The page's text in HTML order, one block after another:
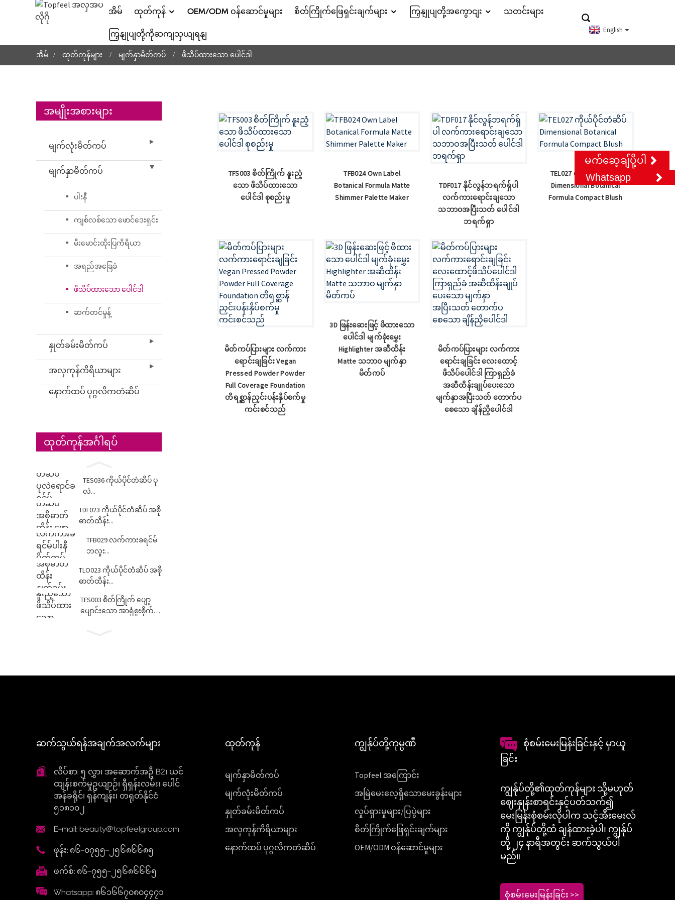
အိမ် ထုတ်ကုန် OEM/ODM ဝန်ဆောင်မှုများ စိတ်ကြိုက်ဖြေရှင်းချက်များ ကြှနျုပျတို့အကွောငျး သတင်းများ
ကြှနျုပျတို့ကိုဆကျသှယျရနျ English
အိမ် ထုတ်ကုန်များ မျက်နှာမိတ်ကပ် ဖိသိပ်ထားသော ပေါင်ဒါ
အမျိုးအစားများ
မျက်လုံးမိတ်ကပ်
မျက်နှာမိတ်ကပ်
ပါးနီ
ကျစ်လစ်သော ဖောင်ဒေးရှင်း
မီးမောင်းထိုးပြကိရိယာ
အရည်အခြေခံ
ဖိသိပ်ထားသော ပေါင်ဒါ
ဆက်တင်မှုန့်
နှုတ်ခမ်းမိတ်ကပ်
အလှကုန်ကိရိယာများ
နောက်ထပ် ပုဂ္ဂလိကတံဆိပ်
ထုတ်ကုန်အင်္ဂါရပ်
TES036 ကိုယ်ပိုင်တံဆိပ် ပု
လဲ...
TDF023 ကိုယ်ပိုင်တံဆိပ် အစို
ဓာတ်ထိန်း...
TFB029 လက်ကားခရင်မ်
ဘလူး...
TLO023 ကိုယ်ပိုင်တံဆိပ် အစို
ဓာတ်ထိန်း...
TFS003 စိတ်ကြိုက် ပျော့
ပျောင်းသော အာရုံစူးစိုက်မှု
TFS003 စိတ်ကြိုက် နူးညံ့
သော ဖိသိပ်ထားသော
ပေါင်ဒါ စုစည်းမှု
TFB024 Own Label
Botanical Formula Matte
Shimmer Palette Maker
TDF017 နိုင်လွန်ဘရက်ရှ်ပါ
လက်ကားရောင်းချသော
သဘာဝအပြီးသတ် ပေါင်ဒါ
ဘရက်ရှာ
TEL027 ကိုယ်ပိုင်တံဆိပ်
Dimensional Botanical
Formula Compact Blush
မိတ်ကပ်ပြားများ လက်ကား
ရောင်းချခြင်း Vegan
Pressed Powder Powder
Full Coverage Foundation
တိရစ္ဆာန်ညှင်းပန်းနှိပ်စက်မှု
ကင်းစင်သည်
3D ဖြန်းဆေးဖြင့် ဖိထားသော
ပေါင်ဒါ မျက်ခုံးမွှေး
Highlighter အဆီထိန်း
Matte သဘာဝ မျက်နှာ
မိတ်ကပ်
မိတ်ကပ်ပြားများ လက်ကား
ရောင်းချခြင်း လေးထောင့်
ဖိသိပ်ပေါင်ဒါ ကြာရှည်ခံ
အဆီထိန်းချုပ်ပေးသော
မျက်နှာအပြီးသတ် တောက်ပ
စေသော ချိန်ညှိပေါင်ဒါ
ဆက်သွယ်ရန်အချက်အလက်များ
လိပ်စာ: ၅ လွှာ၊ အဆောက်အဦ B2၊ ယင်
ထျန်းစက်မှုဥယျာဉ်၊ ရှီရှန်းလမ်း၊ ပေါင်
အန်ခရိုင်၊ ရှန်ကျန်း၊ တရုတ်နိုင်ငံ
၅၁၈၁၀၂
E-mail: beauty@topfeelgroup.com
ဖုန်း: ၈၆-၀၇၅၅-၂၅၆၈၆၆၈၅
ဖက်စ်: ၈၆-၇၅၅-၂၅၆၈၆၆၆၅
Whatsapp: ၈၆၁၆၆၇၀၈၀၄၄၇၁
ထုတ်ကုန်
မျက်နှာမိတ်ကပ်
မျက်လုံးမိတ်ကပ်
နှုတ်ခမ်းမိတ်ကပ်
အလှကုန်ကိရိယာများ
နောက်ထပ် ပုဂ္ဂလိကတံဆိပ်
ကျွန်ုပ်တို့ကုမ္ပဏီ
Topfeel အကြောင်း
အမြဲမေးလေ့ရှိသောမေးခွန်းများ
လှုပ်ရှားမှုများ/ပြပွဲများ
စိတ်ကြိုက်ဖြေရှင်းချက်များ
OEM/ODM ဝန်ဆောင်မှုများ
စုံစမ်းမေးမြန်းခြင်းနှင့် မှာယူ
ခြင်း
ကျွန်ုပ်တို့၏ထုတ်ကုန်များ သို့မဟုတ်
ဈေးနှုန်းစာရင်းနှင့်ပတ်သက်၍
မေးမြန်းစုံစမ်းလိုပါက သင့်အီးမေးလ်
ကို ကျွန်ုပ်တို့ထံ ချန်ထားခဲ့ပါ၊ ကျွန်ုပ်
တို့ ၂၄ နာရီအတွင်း ဆက်သွယ်ပါ
မည်။
စုံစမ်းမေးမြန်းခြင်း >>
မက်ဆေ့ချ်ပို့ပါ
Whatsapp